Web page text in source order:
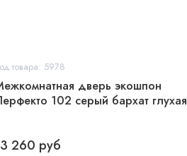
товара: 5978
дверь экошпон
102 серый бархат глухая
260 руб